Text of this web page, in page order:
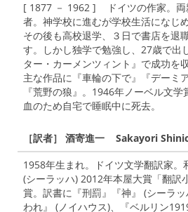
[ 1877 － 1962 ] ドイツの作家。両
者。神学校に進むが学校生活になじ
その後も高校退学、３日で書店を退
す。しかし独学で勉強し、27歳で出
ター・カーメンツィント』で成功を
主な作品に『車輪の下で』『デーミ
『荒野の狼』。1946年ノーベル文
血のため自宅で睡眠中に死去。
［訳者］ 酒寄進一 Sakayori
1958年生まれ。ドイツ文学翻訳家。
(シーラッハ) 2012年本屋大賞「翻訳
賞。訳書に『刑罰』『神』 (シーラ
われ』 (ノイハウス)、『ベルリン